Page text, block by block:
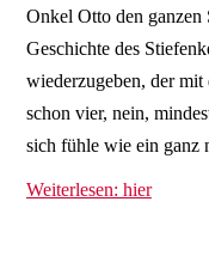
Onkel Otto den
Geschichte des
wiederzugeben, der mit
schon vier, nein,
sich fühle wie ein ganz
Weiterlesen: hier